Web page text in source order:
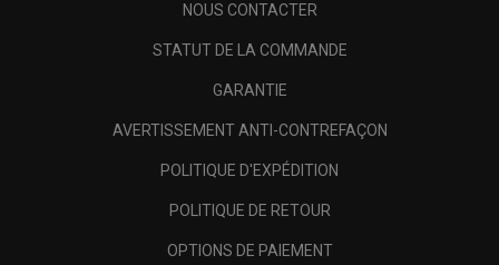
NOUS CONTACTER
STATUT DE LA COMMANDE
GARANTIE
AVERTISSEMENT ANTI-CONTREFAÇON
POLITIQUE D'EXPÉDITION
POLITIQUE DE RETOUR
OPTIONS DE PAIEMENT